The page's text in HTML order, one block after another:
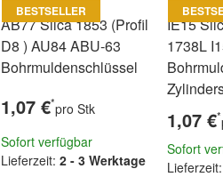
BESTSELLER
AB77 Silca 1853 (Profil
D8 ) AU84 ABU-63
Bohrmuldenschlüssel
1,07 €*pro Stk
Sofort verfügbar
Lieferzeit: 2 - 3 Werktage
IE15
1738L
1,07 €*
Sofort
Lieferzeit: